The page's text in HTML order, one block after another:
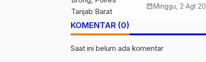
Tanjab Barat
calendar_month Minggu, 2 Agt
KOMENTAR (0)
Saat ini belum ada komentar